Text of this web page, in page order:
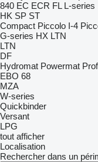
840 EC ECR FL L-series
HK SP ST
Compact Piccolo I-4
G-series HX LTN
LTN
DF
Hydromat Powermat
EBO 68
MZA
W-series
Quickbinder
Versant
LPG
tout afficher
Localisation
Rechercher dans un